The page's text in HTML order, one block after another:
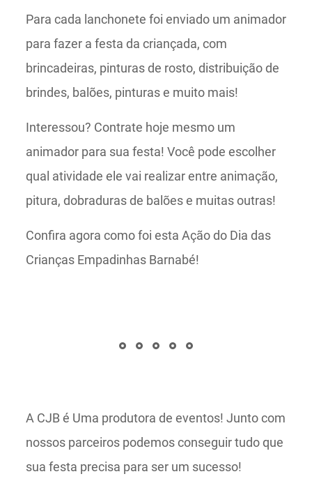
Para cada lanchonete foi enviado um animador
para fazer a festa da criançada, com
brincadeiras, pinturas de rosto, distribuição de
brindes, balões, pinturas e muito mais!
Interessou? Contrate hoje mesmo um
animador para sua festa! Você pode escolher
qual atividade ele vai realizar entre animação,
pitura, dobraduras de balões e muitas outras!
Confira agora como foi esta Ação do Dia das
Crianças Empadinhas Barnabé!
A CJB é Uma produtora de eventos! Junto com
nossos parceiros podemos conseguir tudo que
sua festa precisa para ser um sucesso!